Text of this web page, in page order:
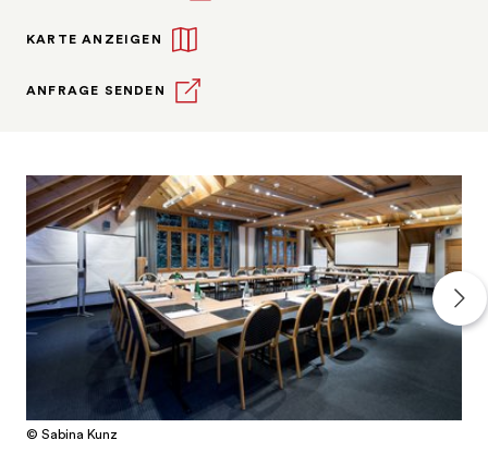
KARTE ANZEIGEN
ANFRAGE SENDEN
© Sabina Kunz